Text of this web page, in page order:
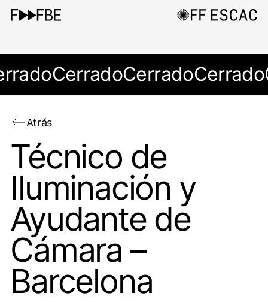
CerradoCerradoCerrado
Atrás
Técnico de
Iluminación y
Ayudante de
Cámara –
Barcelona